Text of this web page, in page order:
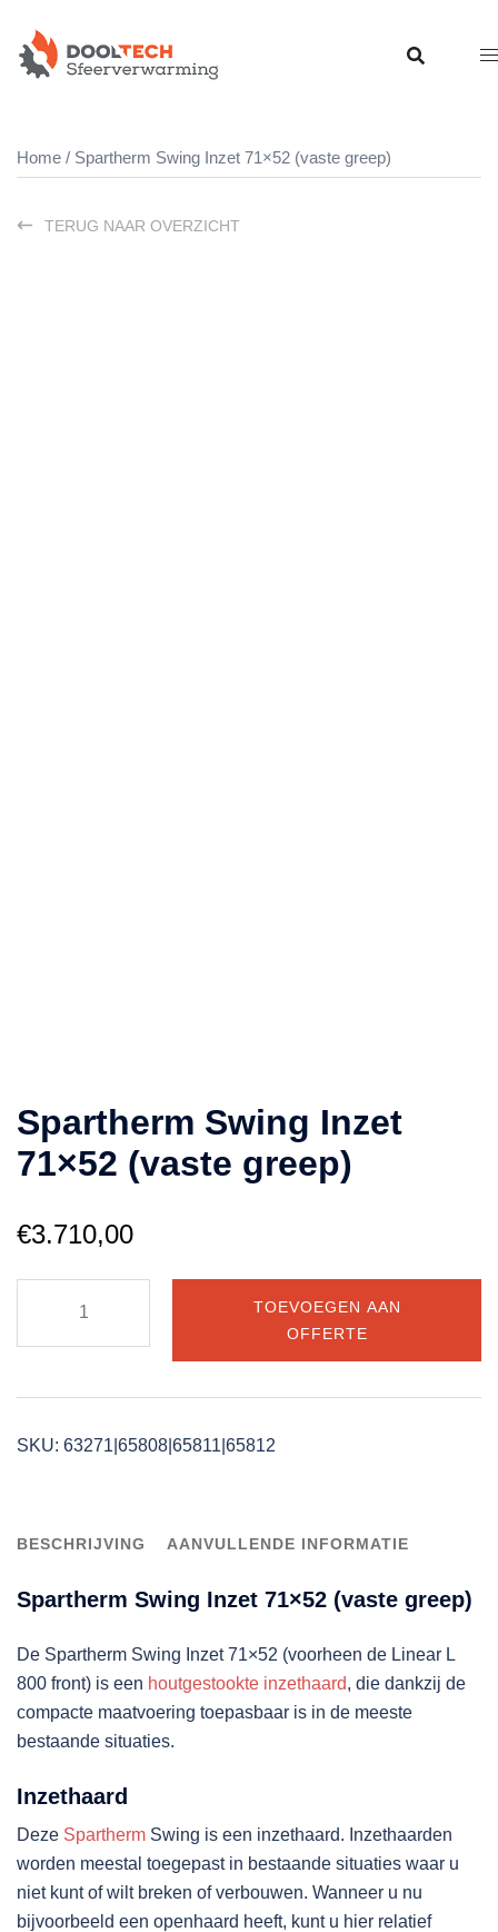
naar
Home / Spartherm Swing Inzet 71×52 (vaste greep)
TERUG NAAR OVERZICHT
Spartherm Swing Inzet
71×52 (vaste greep)
€3.710,00
Inzet
greep)
TOEVOEGEN AAN
OFFERTE
SKU: 63271|65808|65811|65812
BESCHRIJVING AANVULLENDE INFORMATIE
Spartherm Swing Inzet 71×52 (vaste greep)
De Spartherm Swing Inzet 71×52 (voorheen de Linear L
800 front) is een houtgestookte inzethaard, die dankzij de
compacte maatvoering toepasbaar is in de meeste
bestaande situaties.
Inzethaard
Deze Spartherm Swing is een inzethaard. Inzethaarden
worden meestal toegepast in bestaande situaties waar u
niet kunt of wilt breken of verbouwen. Wanneer u nu
bijvoorbeeld een openhaard heeft, kunt u hier relatief